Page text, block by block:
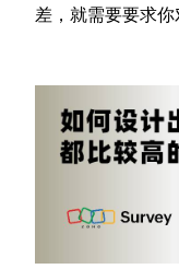
差，就需要要求